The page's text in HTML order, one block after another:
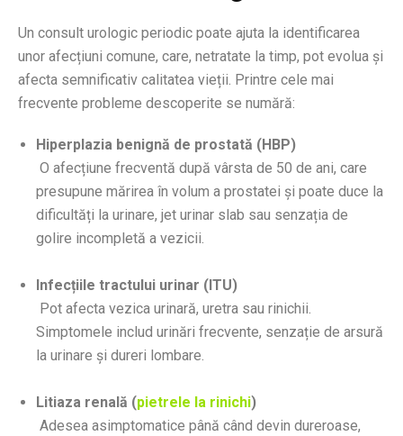
Un consult urologic periodic poate ajuta la identificarea
unor afecțiuni comune, care, netratate la timp, pot evolua și
afecta semnificativ calitatea vieții. Printre cele mai
frecvente probleme descoperite se numără:
Hiperplazia benignă de prostată (HBP)
O afecțiune frecventă după vârsta de 50 de ani, care
presupune mărirea în volum a prostatei și poate duce la
dificultăți la urinare, jet urinar slab sau senzația de
golire incompletă a vezicii.
Infecțiile tractului urinar (ITU)
Pot afecta vezica urinară, uretra sau rinichii.
Simptomele includ urinări frecvente, senzație de arsură
la urinare și dureri lombare.
Litiaza renală (pietrele la rinichi)
Adesea asimptomatice până când devin dureroase,